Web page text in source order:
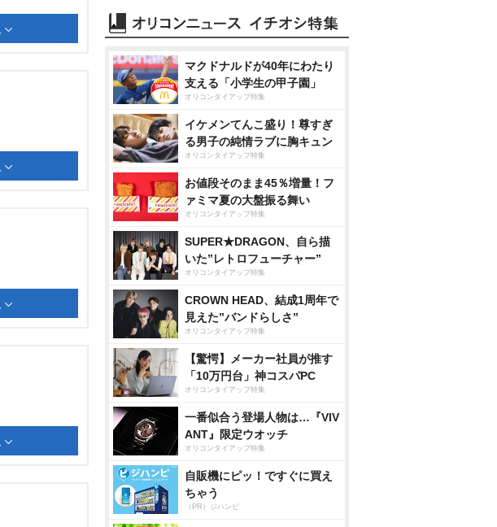
マクドナルドが40年にわたり
支える「小学生の甲子園」
オリコンタイアップ特集
イケメンてんこ盛り！尊すぎ
る男子の純情ラブに胸キュン
オリコンタイアップ特集
お値段そのまま45％増量！フ
ァミマ夏の大盤振る舞い
オリコンタイアップ特集
SUPER★DRAGON、自ら描
いた”レトロフューチャー”
オリコンタイアップ特集
CROWN HEAD、結成1周年で
見えた”バンドらしさ”
オリコンタイアップ特集
【驚愕】メーカー社員が推す
「10万円台」神コスパPC
オリコンタイアップ特集
一番似合う登場人物は…『VIV
ANT』限定ウオッチ
オリコンタイアップ特集
自販機にピッ！ですぐに買え
ちゃう
（PR）ジハンピ